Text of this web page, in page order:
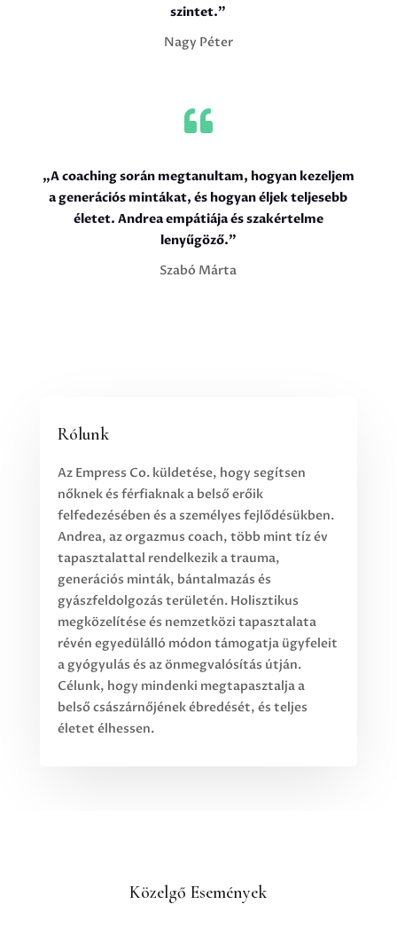
szintet.”
Nagy Péter

„A coaching során megtanultam, hogyan kezeljem
a generációs mintákat, és hogyan éljek teljesebb
életet. Andrea empátiája és szakértelme
lenyűgöző.”
Szabó Márta
Rólunk
Az Empress Co. küldetése, hogy segítsen
nőknek és férfiaknak a belső erőik
felfedezésében és a személyes fejlődésükben.
Andrea, az orgazmus coach, több mint tíz év
tapasztalattal rendelkezik a trauma,
generációs minták, bántalmazás és
gyászfeldolgozás területén. Holisztikus
megközelítése és nemzetközi tapasztalata
révén egyedülálló módon támogatja ügyfeleit
a gyógyulás és az önmegvalósítás útján.
Célunk, hogy mindenki megtapasztalja a
belső császárnőjének ébredését, és teljes
életet élhessen.
Közelgő Események